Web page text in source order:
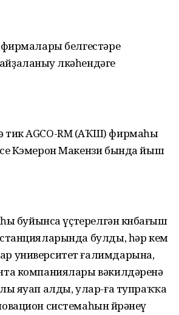
белгестәре
өлкәһендәге
тик AGCO-RM (АҠШ) фирмаһы
Кэмерон Макензи бында йыш
буйынса үҫтерелгән көнбағыш
булды, һәр кем
университет ғалимдарына,
компаниялары вәкилдәренә
яуап алды, улар-ға тупраҡҡа
системаһын өйрәнеү